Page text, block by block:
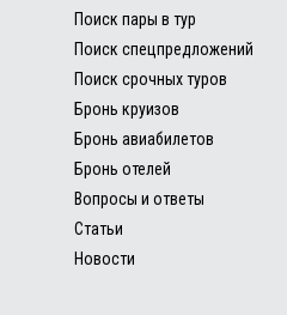
Поиск пары в тур
Поиск спецпредложений
Поиск срочных туров
Бронь круизов
Бронь авиабилетов
Бронь отелей
Вопросы и ответы
Статьи
Новости